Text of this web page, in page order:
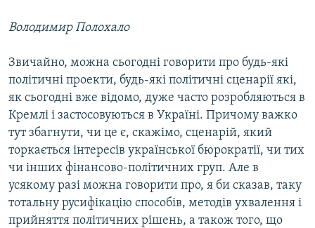
Володимир Полохало
Звичайно, можна сьогодні говорити про будь-які
політичні проекти, будь-які політичні сценарії які,
як сьогодні вже відомо, дуже часто розробляються в
Кремлі і застосовуються в Україні. Причому важко
тут збагнути, чи це є, скажімо, сценарій, який
торкається інтересів української бюрократії, чи тих
чи інших фінансово-політичних груп. Але в
усякому разі можна говорити про, я би сказав, таку
тотальну русифікацію способів, методів ухвалення і
прийняття політичних рішень, а також того, що